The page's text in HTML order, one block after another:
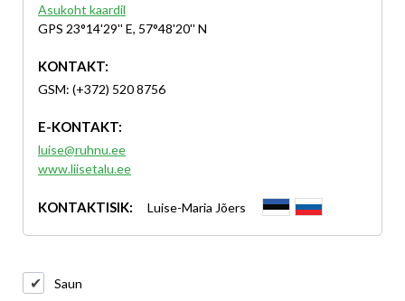
Asukoht kaardil
GPS 23°14'29'' E, 57°48'20'' N
KONTAKT:
GSM: (+372) 520 8756
E-KONTAKT:
luise@ruhnu.ee
www.liisetalu.ee
KONTAKTISIK: Luise-Maria Jõers
Saun